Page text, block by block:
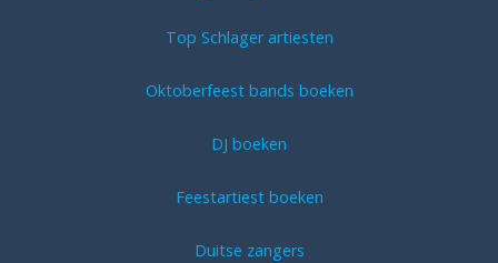
Top Schlager artiesten
Oktoberfeest bands boeken
DJ boeken
Feestartiest boeken
Duitse zangers